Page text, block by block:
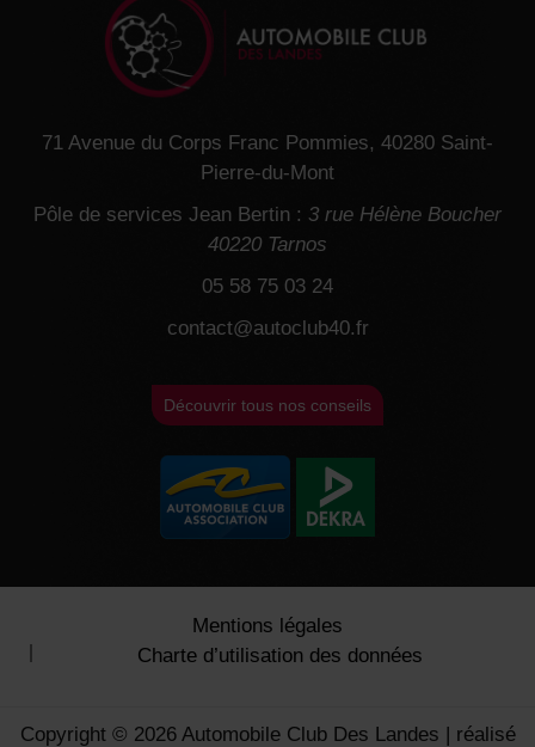
71 Avenue du Corps Franc Pommies, 40280 Saint-
Pierre-du-Mont
Pôle de services Jean Bertin : 3 rue Hélène Boucher
40220 Tarnos
05 58 75 03 24
contact@autoclub40.fr
Découvrir tous nos conseils
Mentions légales
Charte d’utilisation des données
Copyright © 2026 Automobile Club Des Landes | réalisé